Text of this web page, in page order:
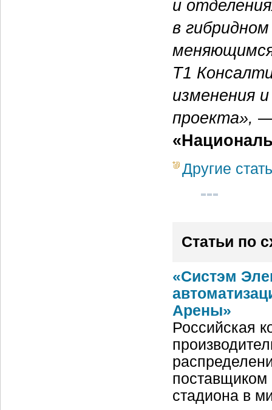
и
в
Т1
изменения
проекта», —
Другие
Статьи по
«Систэм
Арены»
Российская
поставщиком
стадиона в